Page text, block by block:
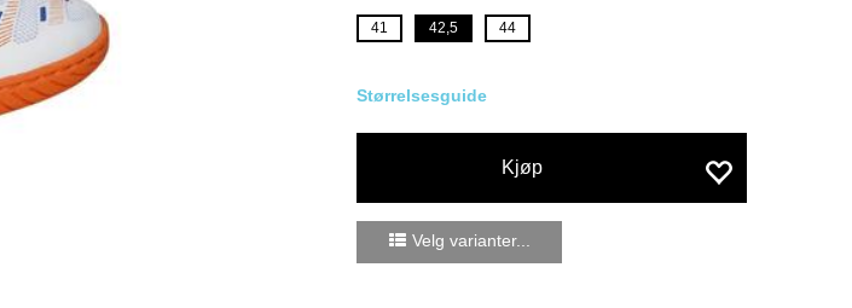
41 42,5 44
Størrelsesguide
Kjøp
Velg varianter...